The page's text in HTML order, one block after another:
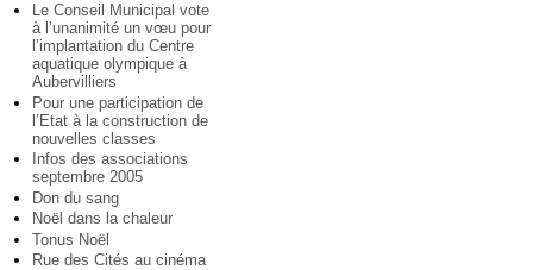
Le Conseil Municipal vote
à l’unanimité un vœu pour
l’implantation du Centre
aquatique olympique à
Aubervilliers
Pour une participation de
l’Etat à la construction de
nouvelles classes
Infos des associations
septembre 2005
Don du sang
Noël dans la chaleur
Tonus Noël
Rue des Cités au cinéma